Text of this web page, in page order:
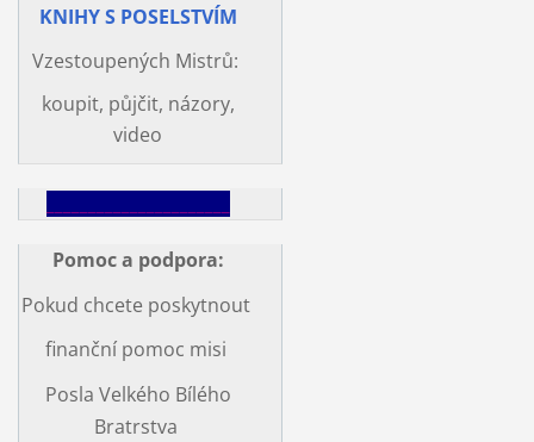
KNIHY S POSELSTVÍM
Vzestoupených Mistrů:
koupit, půjčit, názory,
video
Pomoc a podpora:
Pokud chcete poskytnout
finanční pomoc misi
Posla Velkého Bílého
Bratrstva